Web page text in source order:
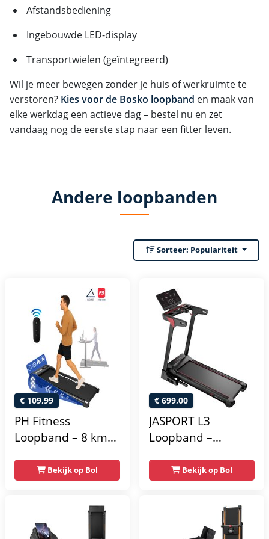
Afstandsbediening
Ingebouwde LED-display
Transportwielen (geïntegreerd)
Wil je meer bewegen zonder je huis of werkruimte te
verstoren? Kies voor de Bosko loopband en maak van
elke werkdag een actieve dag – bestel nu en zet
vandaag nog de eerste stap naar een fitter leven.
Andere loopbanden
Sorteer: Populariteit
€ 109,99
PH Fitness
Loopband – 8 km/u
Handmatige
Helling –
Opvouwbaar /
Inklapbaar – B1S –
Black / Zwart –
Bekijk op Bol
€ 699,00
JASPORT L3
Loopband –
km/u, 18% helling,
Bluetooth & LED-
Bekijk op Bol